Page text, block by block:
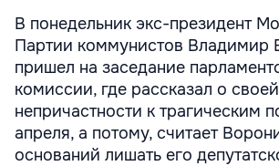
В понедельник экс-президент
Партии коммунистов Владимир
пришел на заседание
комиссии, где рассказал о своей
непричастности к трагическим
апреля, а потому, считает
оснований лишать его